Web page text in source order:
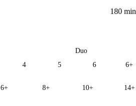
180 min
Duo
4 5 6 6+
6+ 8+ 10+
14+